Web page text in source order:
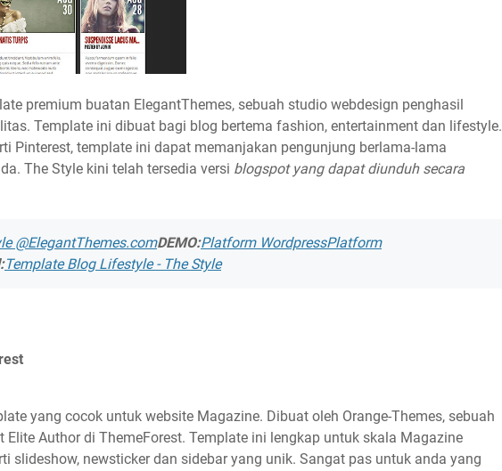
premium buatan ElegantThemes, sebuah studio webdesign penghasil
Template ini dibuat bagi blog bertema fashion, entertainment dan lifestyle.
Pinterest, template ini dapat memanjakan pengunjung berlama-lama
The Style kini telah tersedia versi blogspot yang dapat diunduh secara
@ElegantThemes.comDEMO:Platform WordpressPlatform
Template Blog Lifestyle - The Style
yang cocok untuk website Magazine. Dibuat oleh Orange-Themes, sebuah
Elite Author di ThemeForest. Template ini lengkap untuk skala Magazine
slideshow, newsticker dan sidebar yang unik. Sangat pas untuk anda yang